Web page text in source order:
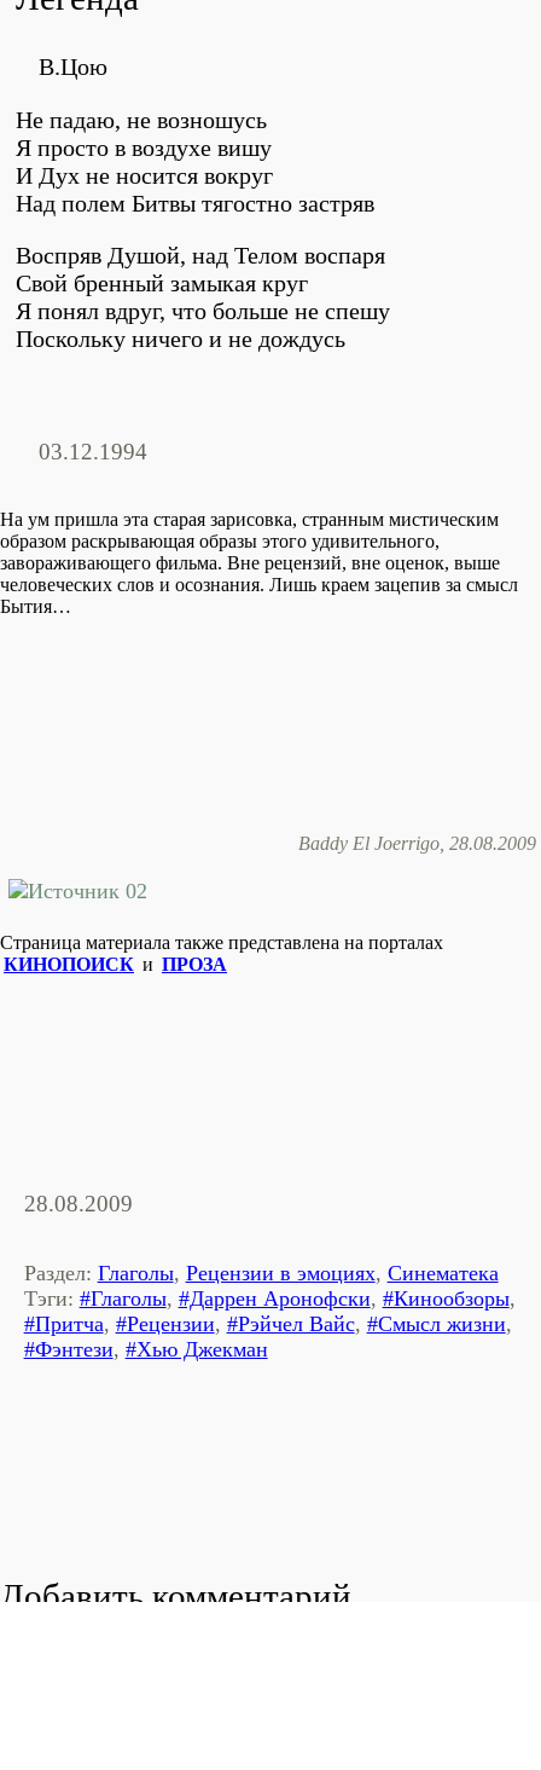
В.Цою
Не падаю, не возношусь
Я просто в воздухе вишу
И Дух не носится вокруг
Над полем Битвы тягостно застряв
Воспряв Душой, над Телом воспаря
Свой бренный замыкая круг
Я понял вдруг, что больше не спешу
Поскольку ничего и не дождусь
03.12.1994
На ум пришла эта старая зарисовка, странным мистическим
образом раскрывающая образы этого удивительного,
завораживающего фильма. Вне рецензий, вне оценок, выше
человеческих слов и осознания. Лишь краем зацепив за смысл
Бытия…
Baddy El Joerrigo, 28.08.2009
Страница материала также представлена на порталах
КИНОПОИСК и ПРОЗА
28.08.2009
Раздел: Глаголы, Рецензии в эмоциях, Синематека
Тэги: #Глаголы, #Даррен Аронофски, #Кинообзоры,
#Притча, #Рецензии, #Рэйчел Вайс, #Смысл жизни,
#Фэнтези, #Хью Джекман
Добавить комментарий